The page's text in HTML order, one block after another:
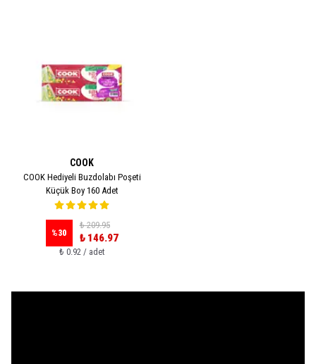
COOK
COOK Hediyeli Buzdolabı Poşeti
Küçük Boy 160 Adet
%30
₺ 209.95
₺ 146.97
₺ 0.92 / adet